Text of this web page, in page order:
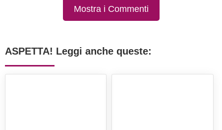
Mostra i Commenti
ASPETTA! Leggi anche queste: